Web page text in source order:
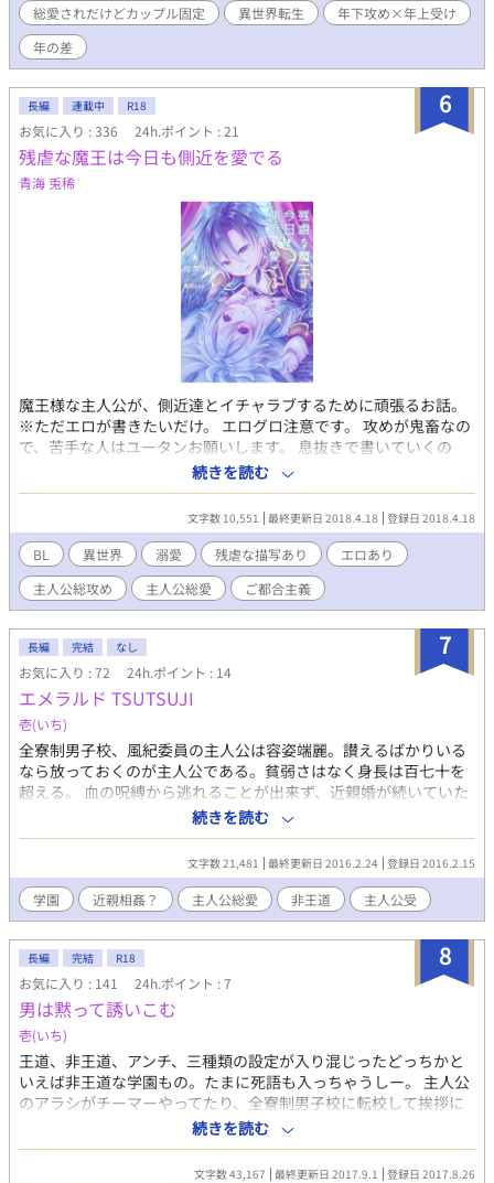
後半入る予定なので、＊入れますがご注意ください！
総愛されだけどカップル固定 異世界転生
年下攻め×年上受け
年の差
6
長編 連載中 R18
お気に入り : 336 24h.ポイント : 21
残虐な魔王は今日も側近を愛でる
青海 兎稀
魔王様な主人公が、側近達とイチャラブするために頑張るお話。
※ただエロが書きたいだけ。 エログロ注意です。 攻めが鬼畜なの
で、苦手な人はユータンお願いします。 息抜きで書いていくの
続きを読む
文字数 10,551 最終更新日 2018.4.18 登録日 2018.4.18
BL 異世界 溺愛 残虐な描写あり
エロあり
主人公総攻め
主人公総愛 ご都合主義
7
長編 完結 なし
お気に入り : 72 24h.ポイント : 14
エメラルド TSUTSUJI
壱(いち)
全寮制男子校、風紀委員の主人公は容姿端麗。讃えるばかりいる
なら放っておくのが主人公である。貧弱さはなく身長は百七十を
超える。 血の呪縛から逃れることが出来ず、近親婚が続いていた
家系にはやっと救われるコトが...。兄弟のイロハと血の誘惑。 知
人の学校に雲隠れした主人公の周りは男だらけなのに同性への恋
愛事情に寛容な学校内。犯罪じゃなければなんでもありっぽい事
に辟易する。取り締まる側になってから転校生が来て仕事が山積
みになった。 生徒会長と転校生の性事情と転校生から主人公への
セクハラ？理事長から転校生への仕返しは手加減がない。 愛があ
ると思っていたのに、気付いてしまえば赤の他人への触れ合いに
さえ過敏になる体は...。 →連載凍結してますので完結になってい
ます。 →非王道 →行方不明だった本文を発見したので更新。
続きを読む
文字数 21,481 最終更新日 2016.2.24 登録日 2016.2.15
学園 近親相姦？ 主人公総愛 非王道 主人公受
8
長編 完結 R18
お気に入り : 141 24h.ポイント : 7
男は黙って誘いこむ
壱(いち)
王道、非王道、アンチ、三種類の設定が入り混じったどっちかと
いえば非王道な学園もの。たまに死語も入っちゃうしー。 主人公
のアラシがチーマーやってたり、全寮制男子校に転校して挨拶に
いったらホニャララなことされちゃったりする男子校ライフ。ハ
ージマールヨー。 →18禁は保険です。 →連載凍結のため完結にし
てます。 →中途半端に終わります。
続きを読む
文字数 43,167 最終更新日 2017.9.1 登録日 2017.8.26